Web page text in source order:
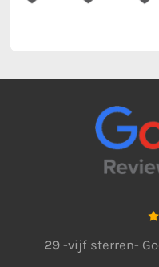
29 -vijf sterren-